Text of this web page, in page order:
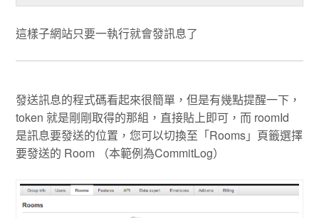
這樣子網站只要一執行就會發訊息了
發送訊息的程式碼看起來很簡單，但是有幾點提醒一下，
token 就是剛剛取得的那組，直接貼上即可，而 roomId
是訊息要發送的位置，您可以切換至「Rooms」頁籤選擇
要發送的 Room （本範例為CommitLog）